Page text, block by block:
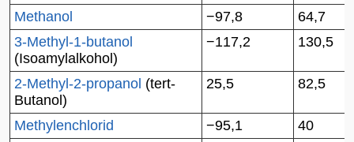
Methanol −97,8
64,7
3-Methyl-1-butanol
(Isoamylalkohol)
−117,2 130,5
2-Methyl-2-propanol (tert-
Butanol)
25,5 82,5
Methylenchlorid −95,1
40